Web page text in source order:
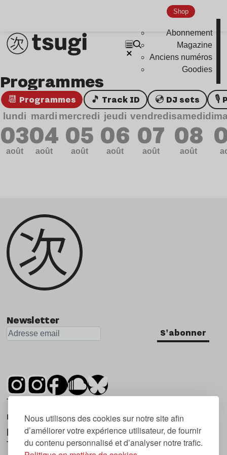
Nous utilisons des cookies sur notre site afin
d’améliorer votre expérience utilisateur, de fournir
du contenu personnalisé et d’analyser notre trafic.
Shop
Abonnement
Magazine
Anciens numéros
Goodies
House
Techno
Pop
Ambient
Disco
Hardcore
Global Club
Programmes
📆 Programmes 🎵 Track ID 💿 DJ sets
lundi
03
août
mardi
04
août
mercredi
05
août
jeudi
06
août
vendredi
07
août
samedi
08
août
Newsletter
S'abonner
Tsugi est un mensuel indépendant sur la
musique et les nouvelles tendances, dont la
première parution date de 2007.
Tsugi en japonais signifie « prochain », « suivant